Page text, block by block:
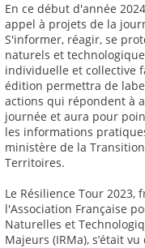
En ce début d'année
appel à projets de la
S'informer, réagir, se
naturels et
individuelle et collective
édition permettra de
actions qui répondent à
journée et aura pour
les informations
ministère de la
Territoires.
Le Résilience Tour 2023,
l'Association Française
Naturelles et
Majeurs (IRMa), s’était